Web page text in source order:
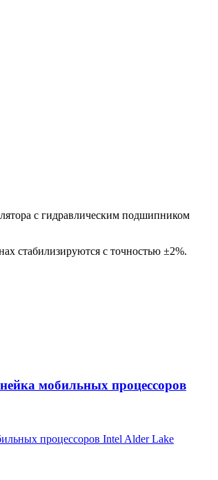
с гидравлическим подшипником
стабилизируются с точностью ±2%.
мобильных процессоров
процессоров Intel Alder Lake